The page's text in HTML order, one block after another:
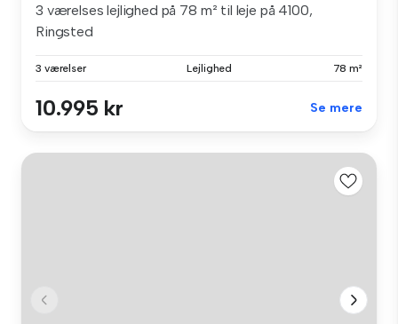
3 værelses lejlighed på 78 m² til leje på 4100,
Ringsted
3 værelser Lejlighed 78 m²
10.995 kr Se mere